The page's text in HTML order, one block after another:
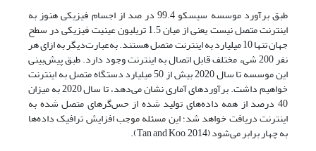
طبق برآورد موسسه سیسکو 99.4 در صد از اجسام فیزیکی هنوز به
اینترنت متصل نیست یعنی از میان 1.5 تریلیون عینیت فیزیکی در سطح
جهان تنها 10 میلیارد به اینترنت متصل هستند. به‌عبارت‌دیگر به ازای هر
نفر 200 شی‌ء مختلف قابل اتصال به اینترنت وجود دارد. طبق پیش‌بینی
این موسسه تا سال 2020 بیش از 50 میلیارد دستگاه متصل به اینترنت
خواهیم داشت. برآوردهای آماری نشان می‌دهد، تا سال 2020 به میزان
40 درصد از همه داده‌های تولید شده از حس‌گرهای متصل شده به
اینترنت دریافت خواهد شد؛ این مسئله موجب افزایش ترافیک داده‌ها
به چهار برابر می‌شود (Tan and Koo, 2014).